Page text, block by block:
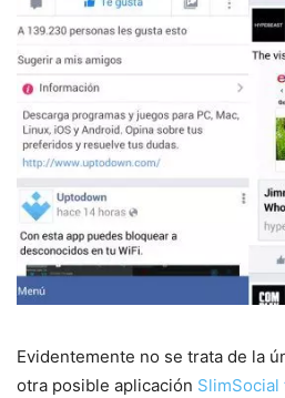
Evidentemente no se trata de la
otra posible aplicación